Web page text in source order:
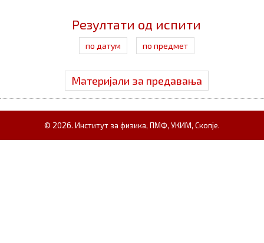
Резултати од испити
по датум по предмет
Материјали за предавања
© 2026. Институт за физика, ПМФ, УКИМ, Скопје.